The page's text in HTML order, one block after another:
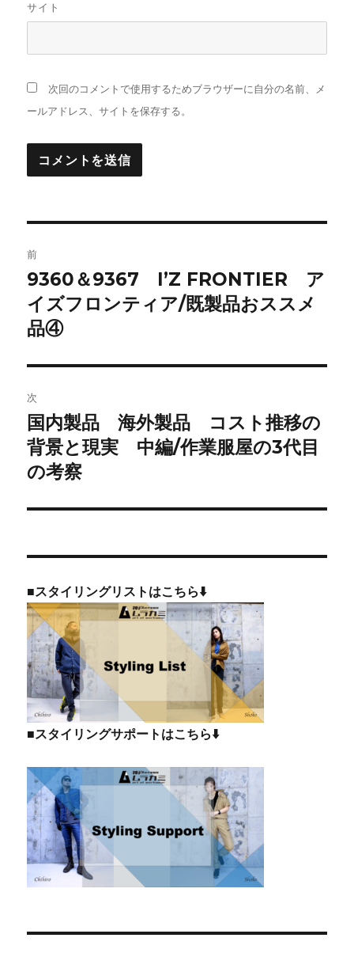
サイト
次回のコメントで使用するためブラウザーに自分の名前、メ
ールアドレス、サイトを保存する。
稿
ナ
ビ
ゲ
ー
シ
ョ
ン
前
前
の
投
9360＆9367 I’Z FRONTIER ア
イズフロンティア/既製品おススメ
品④
次
次
の
投
国内製品 海外製品 コスト推移の
背景と現実 中編/作業服屋の3代目
の考察
■スタイリングリストはこちら⬇️
■スタイリングサポートはこちら⬇️